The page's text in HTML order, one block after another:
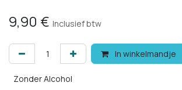
9,90 € Inclusief btw
In winkelmandje
Zonder Alcohol